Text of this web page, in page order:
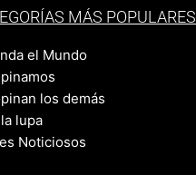
MÁS POPULARES
el Mundo
los demás
lupa
Noticiosos